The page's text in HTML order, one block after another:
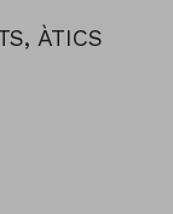
ÀTICS